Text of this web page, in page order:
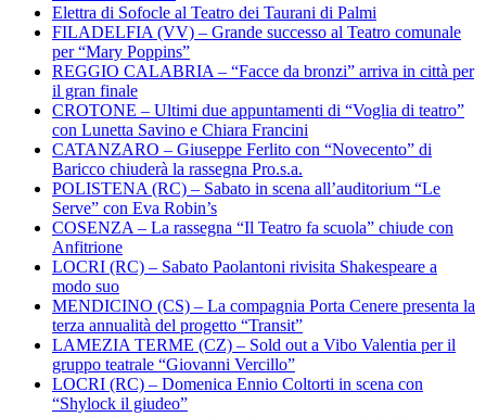
Elettra di Sofocle al Teatro dei Taurani di Palmi
FILADELFIA (VV) – Grande successo al Teatro comunale
per “Mary Poppins”
REGGIO CALABRIA – “Facce da bronzi” arriva in città per
il gran finale
CROTONE – Ultimi due appuntamenti di “Voglia di teatro”
con Lunetta Savino e Chiara Francini
CATANZARO – Giuseppe Ferlito con “Novecento” di
Baricco chiuderà la rassegna Pro.s.a.
POLISTENA (RC) – Sabato in scena all’auditorium “Le
Serve” con Eva Robin’s
COSENZA – La rassegna “Il Teatro fa scuola” chiude con
Anfitrione
LOCRI (RC) – Sabato Paolantoni rivisita Shakespeare a
modo suo
MENDICINO (CS) – La compagnia Porta Cenere presenta la
terza annualità del progetto “Transit”
LAMEZIA TERME (CZ) – Sold out a Vibo Valentia per il
gruppo teatrale “Giovanni Vercillo”
LOCRI (RC) – Domenica Ennio Coltorti in scena con
“Shylock il giudeo”